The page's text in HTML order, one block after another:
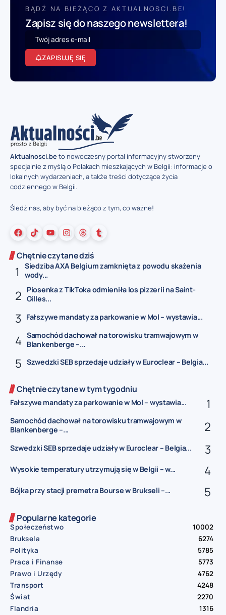
BĄDŹ NA BIEŻĄCO Z AKTUALNOSCI.BE!
Zapisz się do naszego newslettera!
ZAPISUJĘ SIĘ
Aktualnosci.beto nowoczesny portal informacyjny stworzony
specjalnie z myślą o Polakach mieszkających w Belgii: informacje o
lokalnych wydarzeniach, a także treści dotyczące życia
codziennego w Belgii.
Śledź nas, aby być na bieżąco z tym, co ważne!
Chętnie czytane dziś
Siedziba AXA Belgium zamknięta z powodu skażenia
wody...
Piosenka z TikToka odmieniła los pizzerii na Saint-
Gilles...
Fałszywe mandaty za parkowanie w Mol – wystawia...
Samochód dachował na torowisku tramwajowym w
Blankenberge –...
Szwedzki SEB sprzedaje udziały w Euroclear – Belgia...
Chętnie czytane w tym tygodniu
Fałszywe mandaty za parkowanie w Mol – wystawia...
Samochód dachował na torowisku tramwajowym w
Blankenberge –...
Szwedzki SEB sprzedaje udziały w Euroclear – Belgia...
Wysokie temperatury utrzymują się w Belgii – w...
Bójka przy stacji premetra Bourse w Brukseli –...
Popularne kategorie
Społeczeństwo
10002
Bruksela
6274
Polityka
5785
Praca i Finanse
5773
Prawo i Urzędy
4762
Transport
4248
Świat
2270
Flandria
1316